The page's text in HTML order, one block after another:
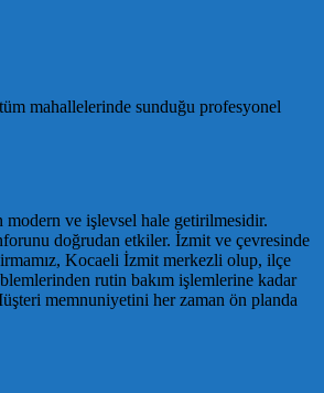
mahallelerinde sunduğu profesyonel
ve işlevsel hale getirilmesidir.
doğrudan etkiler. İzmit ve çevresinde
Kocaeli İzmit merkezli olup, ilçe
rutin bakım işlemlerine kadar
memnuniyetini her zaman ön planda